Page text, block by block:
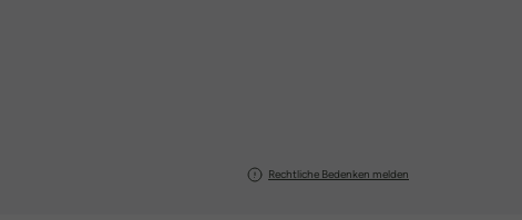
Rechtliche Bedenken melden